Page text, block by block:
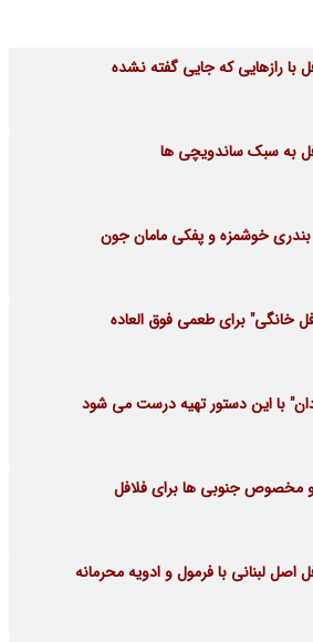
با رازهایی که جایی گفته نشده
به سبک ساندویچی ها
بندری خوشمزه و پفکی مامان جون
با این دستور تهیه درست می شود
مخصوص جنوبی ها برای فلافل
اصل لبنانی با فرمول و ادویه محرمانه